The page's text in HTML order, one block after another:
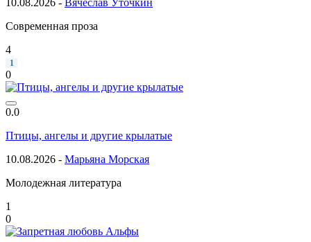
Современная проза
4
1
0
0.0
Птицы, ангелы и другие крылатые
10.08.2026 - Марьяна Морская
Молодежная литература
1
0